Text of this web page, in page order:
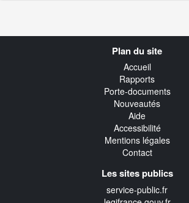
Plan du site
Accueil
Rapports
Porte-documents
Nouveautés
Aide
Accessibilité
Mentions légales
Contact
Les sites publics
service-public.fr